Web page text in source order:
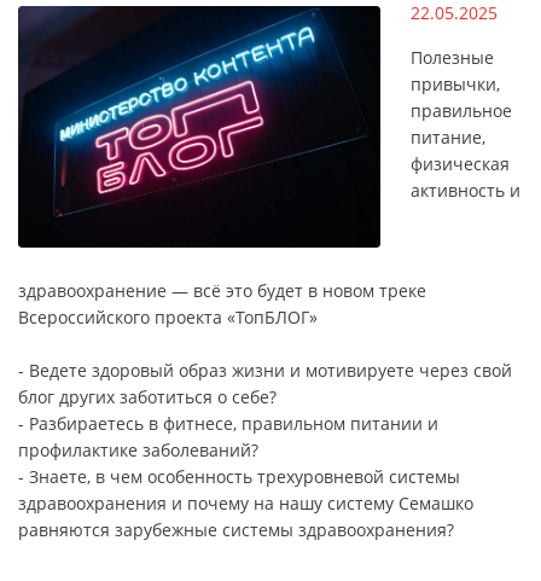
22.05.2025
Полезные
привычки,
правильное
питание,
физическая
активность и
здравоохранение — всё это будет в новом треке
Всероссийского проекта «ТопБЛОГ»
- Ведете здоровый образ жизни и мотивируете через свой
блог других заботиться о себе?
- Разбираетесь в фитнесе, правильном питании и
профилактике заболеваний?
- Знаете, в чем особенность трехуровневой системы
здравоохранения и почему на нашу систему Семашко
равняются зарубежные системы здравоохранения?